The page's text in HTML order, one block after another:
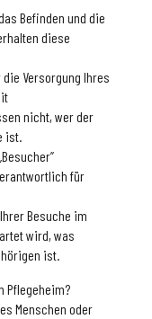
Befinden und die
diese
Versorgung Ihres
nicht, wer der
ist.
für
Besuche im
wird, was
ist.
Pflegeheim?
Menschen oder